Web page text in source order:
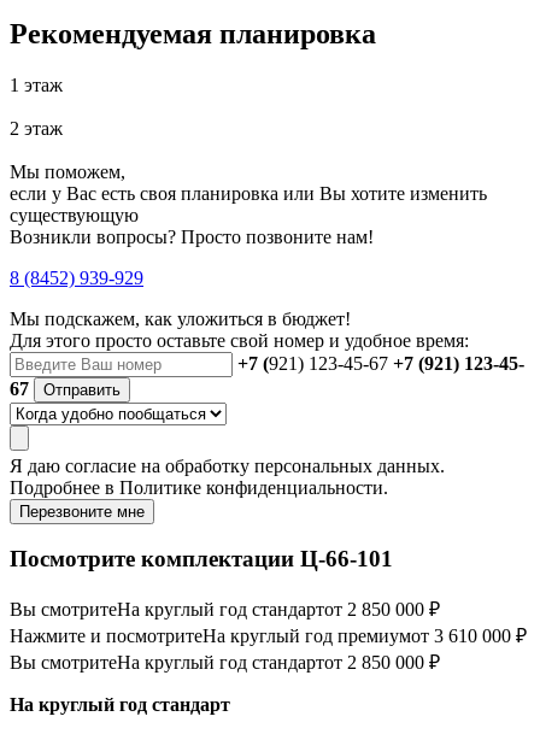
Рекомендуемая планировка
1 этаж
2 этаж
Мы поможем,
если у Вас есть своя планировка или Вы хотите изменить
существующую
Возникли вопросы? Просто позвоните нам!
8 (8452) 939-929
Мы подскажем, как уложиться в бюджет!
Для этого просто оставьте свой номер и удобное время:
+7 (921) 123-45-67 +7 (921) 123-45-
67
Отправить
Я даю согласие на обработку персональных данных.
Подробнее в Политике конфиденциальности.
Перезвоните мне
Посмотрите комплектации Ц-66-101
Вы смотритеНа круглый год стандартот 2 850 000 ₽
Нажмите и посмотритеНа круглый год премиумот 3 610 000 ₽
Вы смотритеНа круглый год стандартот 2 850 000 ₽
На круглый год стандарт